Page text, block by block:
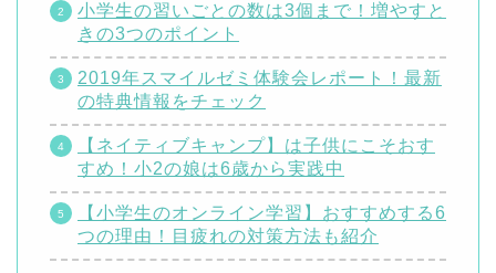
小学生の習いごとの数は3個まで！増やすと
きの3つのポイント
2019年スマイルゼミ体験会レポート！最新
の特典情報をチェック
【ネイティブキャンプ】は子供にこそおす
すめ！小2の娘は6歳から実践中
【小学生のオンライン学習】おすすめする6
つの理由！目疲れの対策方法も紹介